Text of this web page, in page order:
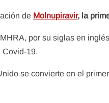
de Molnupiravir, la
por su siglas en
Covid-19.
se convierte en el